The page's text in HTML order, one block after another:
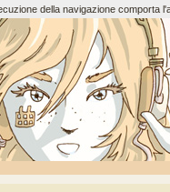
della navigazione comporta